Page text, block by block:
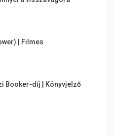
| Filmes
Booker-díj | Könyvjelző